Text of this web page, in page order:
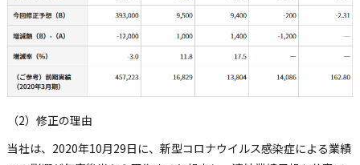
（2）修正の理由
当社は、2020年10月29日に、新型コロナウイルス感染症による業績